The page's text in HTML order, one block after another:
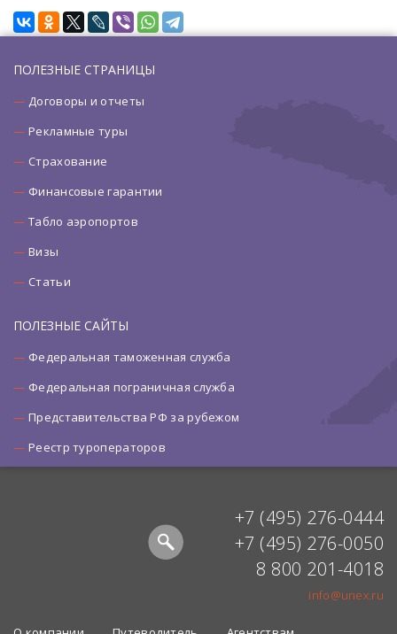
ПОЛЕЗНЫЕ СТРАНИЦЫ
Договоры и отчеты
Рекламные туры
Страхование
Финансовые гарантии
Табло аэропортов
Визы
Статьи
ПОЛЕЗНЫЕ САЙТЫ
Федеральная таможенная служба
Федеральная пограничная служба
Представительства РФ за рубежом
Реестр туроператоров
+7 (495) 276-0444
+7 (495) 276-0050
8 800 201-4018
info@unex.ru